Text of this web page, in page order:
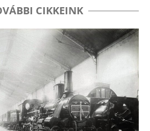
CIKKEINK